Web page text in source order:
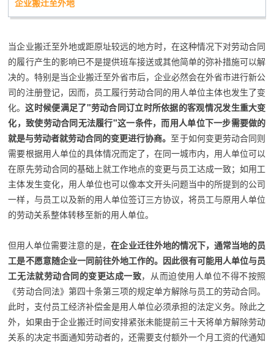
企业搬迁至外地
当企业搬迁至外地或距原址较远的地方时，在这种情况下对劳动合同
的履行产生的影响已不是提供班车接送或其他简单的弥补措施可以解
决的。特别是当企业搬迁至外省市后，企业必然会在外省市进行新公
司的注册登记，因而，员工履行劳动合同的用人单位主体也发生了变
化。这时候便满足了"劳动合同订立时所依据的客观情况发生重大变
化，致使劳动合同无法履行"这一条件，而用人单位下一步需要做的
就是与劳动者就劳动合同的变更进行协商。 至于如何变更劳动合同则
需要根据用人单位的具体情况而定了，在同一城市内，用人单位可以
在原先劳动合同的基础上就工作地点的变更与员工达成一致；如用工
主体发生变化，用人单位也可以像本文开头问题当中的所提到的公司
一样，与员工以及新的用人单位签订三方协议，将员工与原用人单位
的劳动关系整体转移至新的用人单位。
但用人单位需要注意的是，在企业迁往外地的情况下，通常当地的员
工是不愿意随企业一同前往外地工作的。因此很有可能用人单位与员
工无法就劳动合同的变更达成一致，从而迫使用人单位不得不按照
《劳动合同法》第四十条第三项的规定单方解除与员工的劳动合同。
此时，支付员工经济补偿金是用人单位必须承担的法定义务。除此之
外，如果由于企业搬迁时间安排紧张未能提前三十天将单方解除劳动
关系的决定书面通知劳动者的，还需要支付额外一个月工资的代通知